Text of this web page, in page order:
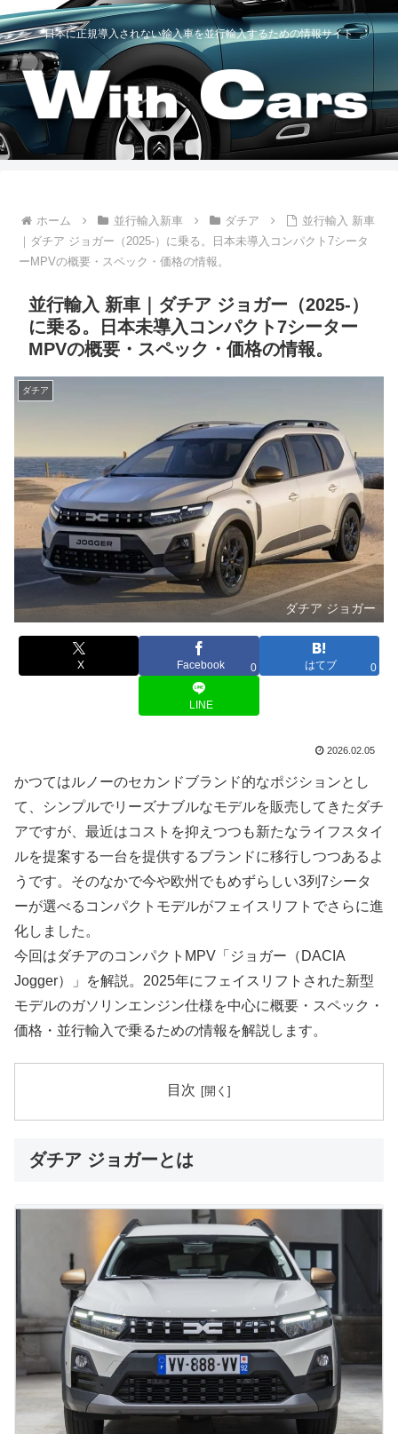
日本に正規導入されない輸入車を並行輸入するための情報サイト
ホーム 並行輸入新車 ダチア
並行輸入 新車
｜ダチア ジョガー（2025-）に乗る。日本未導入コンパクト7シータ
ーMPVの概要・スペック・価格の情報。
並行輸入 新車｜ダチア ジョガー（2025-）
に乗る。日本未導入コンパクト7シーター
MPVの概要・スペック・価格の情報。
ダチア
ダチア ジョガー
X Facebook 0 はてブ 0
LINE
2026.02.05
かつてはルノーのセカンドブランド的なポジションとし
て、シンプルでリーズナブルなモデルを販売してきたダチ
アですが、最近はコストを抑えつつも新たなライフスタイ
ルを提案する一台を提供するブランドに移行しつつあるよ
うです。そのなかで今や欧州でもめずらしい3列7シータ
ーが選べるコンパクトモデルがフェイスリフトでさらに進
化しました。
今回はダチアのコンパクトMPV「ジョガー（DACIA
Jogger）」を解説。2025年にフェイスリフトされた新型
モデルのガソリンエンジン仕様を中心に概要・スペック・
価格・並行輸入で乗るための情報を解説します。
目次
ダチア ジョガーとは